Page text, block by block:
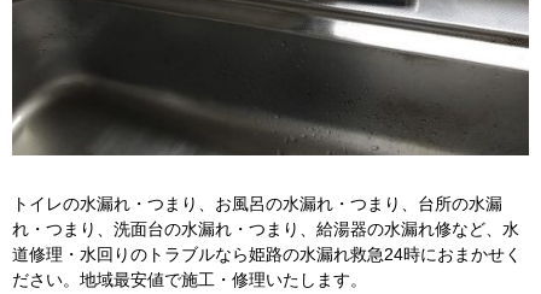
トイレの水漏れ・つまり、お風呂の水漏れ・つまり、台所の水漏
れ・つまり、洗面台の水漏れ・つまり、給湯器の水漏れ修など、水
道修理・水回りのトラブルなら姫路の水漏れ救急24時におまかせく
ださい。地域最安値で施工・修理いたします。